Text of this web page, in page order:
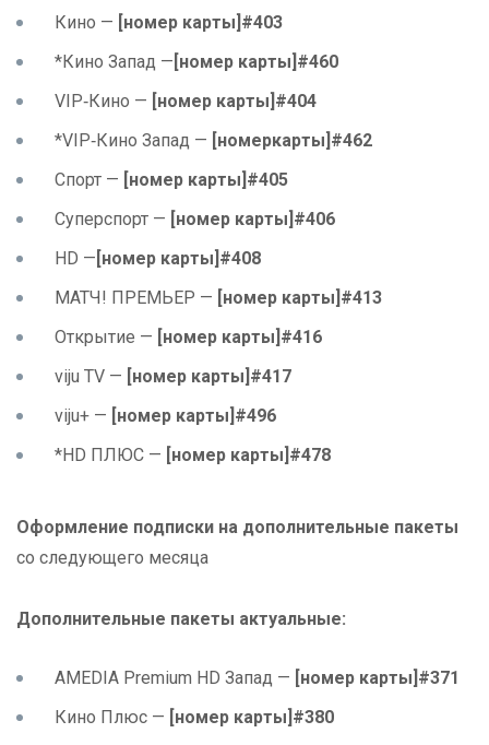
Кино — [номер карты]#403
*Кино Запад — [номер карты]#460
VIP‑Кино — [номер карты]#404
*VIP‑Кино Запад — [номеркарты]#462
Спорт — [номер карты]#405
Суперспорт — [номер карты]#406
HD — [номер карты]#408
МАТЧ! ПРЕМЬЕР — [номер карты]#413
Открытие — [номер карты]#416
viju TV — [номер карты]#417
viju+ — [номер карты]#496
*HD ПЛЮС — [номер карты]#478
Оформление подписки на дополнительные пакеты
со следующего месяца
Дополнительные пакеты актуальные:
AMEDIA Premium HD Запад — [номер карты]#371
Кино Плюс — [номер карты]#380